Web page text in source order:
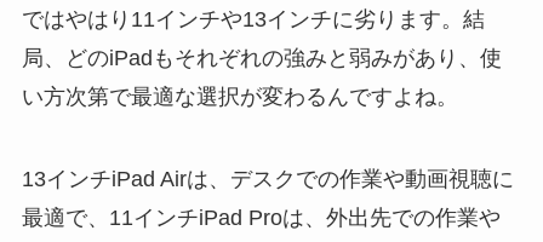
ではやはり11インチや13インチに劣ります。結
局、どのiPadもそれぞれの強みと弱みがあり、使
い方次第で最適な選択が変わるんですよね。
13インチiPad Airは、デスクでの作業や動画視聴に
最適で、11インチiPad Proは、外出先での作業や